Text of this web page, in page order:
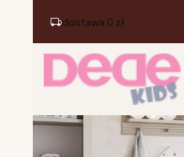
dostawa 0 zł